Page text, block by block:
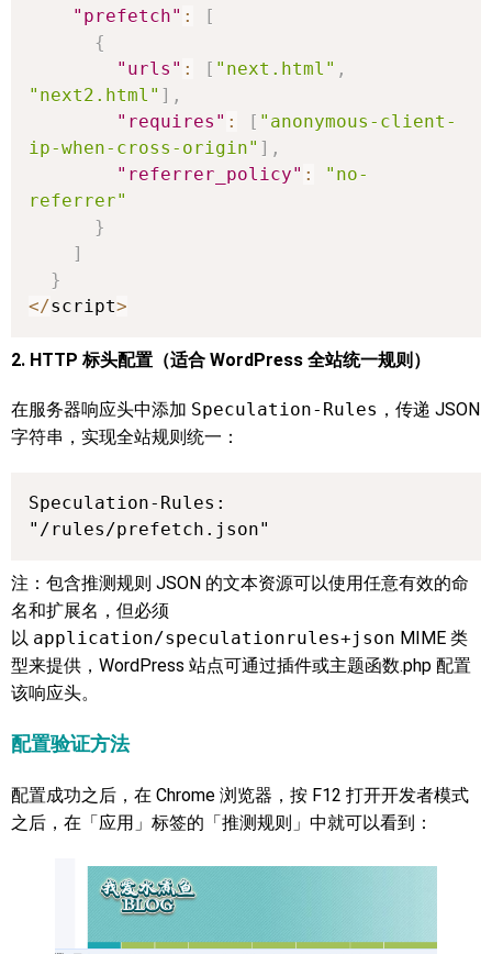
"prefetch" :
[
{
"urls" : [ "next.html" ,
"next2.html" ] ,
"requires" : [ "anonymous-client-
ip-when-cross-origin" ] ,
"referrer_policy" :
"no-
referrer"
}
]
}
</script>
2. HTTP 标头配置（适合 WordPress 全站统一规则）
在服务器响应头中添加 Speculation-Rules ，传递 JSON
字符串，实现全站规则统一：
Speculation-Rules:
"/rules/prefetch.json"
注：包含推测规则 JSON 的文本资源可以使用任意有效的命
名和扩展名，但必须
以 application/speculationrules+json MIME 类
型来提供，WordPress 站点可通过插件或主题函数.php 配置
该响应头。
配置验证方法
配置成功之后，在 Chrome 浏览器，按 F12 打开开发者模式
之后，在「应用」标签的「推测规则」中就可以看到：